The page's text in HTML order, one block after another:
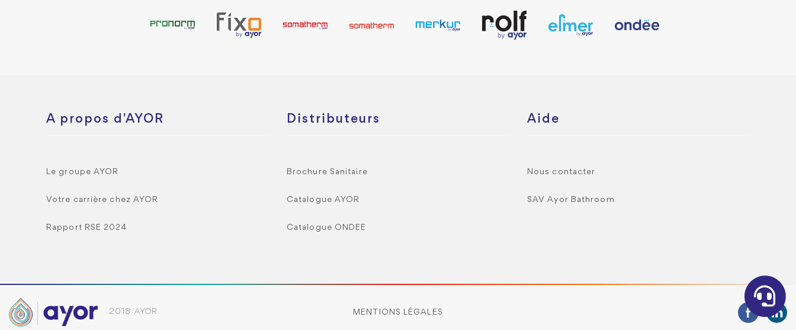
A propos d'AYOR
Le groupe AYOR
Votre carrière chez AYOR
Rapport RSE 2024
Distributeurs
Brochure Sanitaire
Catalogue AYOR
Catalogue ONDEE
Aide
Nous contacter
SAV Ayor Bathroom
2018 AYOR MENTIONS LÉGALES